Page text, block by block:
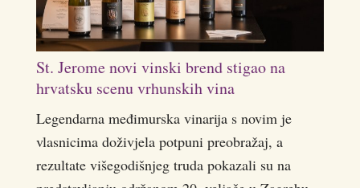
St. Jerome novi vinski brend stigao na
hrvatsku scenu vrhunskih vina
Legendarna međimurska vinarija s novim je
vlasnicima doživjela potpuni preobražaj, a
rezultate višegodišnjeg truda pokazali su na